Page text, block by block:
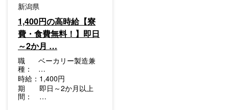
新潟県
1,400円の高時給【寮
費・食費無料！】即日
～2か月 …
職
種：
ベーカリー製造兼
…
時給： 1,400円
期
間：
即日～2か月以上
…